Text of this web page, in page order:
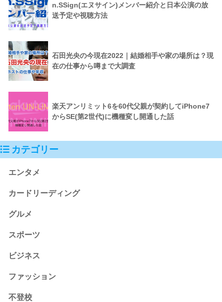
n.SSign(エヌサイン)メンバー紹介と日本公演の放
送予定や視聴方法
石田光央の今現在2022｜結婚相手や家の場所は？現
在の仕事から噂まで大調査
楽天アンリミット6を60代父親が契約してiPhone7
からSE(第2世代)に機種変し開通した話
カテゴリー
エンタメ
カードリーディング
グルメ
スポーツ
ビジネス
ファッション
不登校